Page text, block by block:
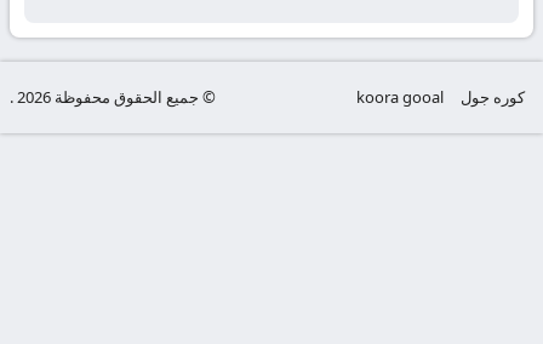
كوره جول koora gooal © جميع الحقوق محفوظة 2026 .